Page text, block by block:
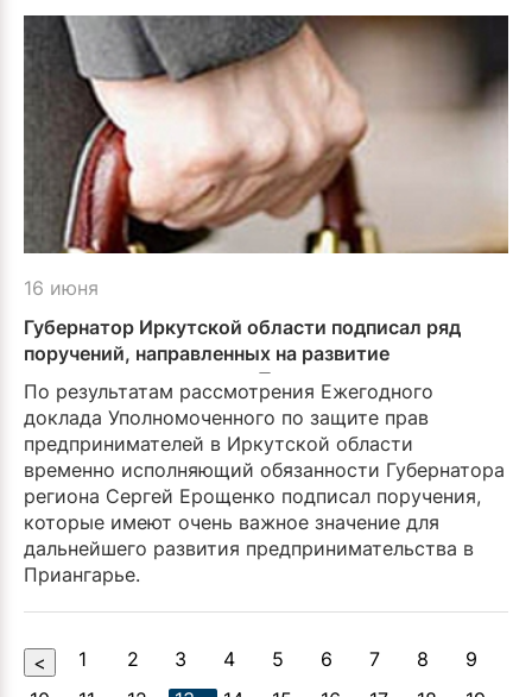
16 июня
Губернатор Иркутской области подписал ряд
поручений, направленных на развитие
предпринимательства в Приангарье
По результатам рассмотрения Ежегодного
доклада Уполномоченного по защите прав
предпринимателей в Иркутской области
временно исполняющий обязанности Губернатора
региона Сергей Ерощенко подписал поручения,
которые имеют очень важное значение для
дальнейшего развития предпринимательства в
Приангарье.
< 1 2 3 4 5 6 7 8
9